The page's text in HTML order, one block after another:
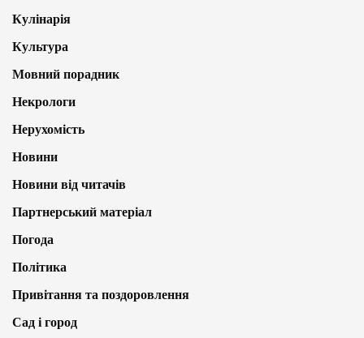
Кулінарія
Культура
Мовний порадник
Некрологи
Нерухомість
Новини
Новини від читачів
Партнерський матеріал
Погода
Політика
Привітання та поздоровлення
Сад і город